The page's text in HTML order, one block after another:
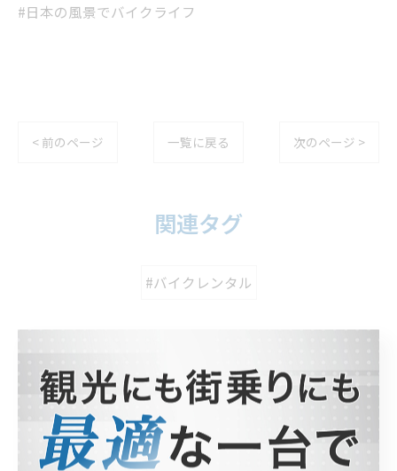
#日本の風景でバイクライフ
< 前のページ 一覧に戻る 次のページ >
関連タグ
#バイクレンタル
カテゴリー Categories
全てのカテゴリー
ホンダ